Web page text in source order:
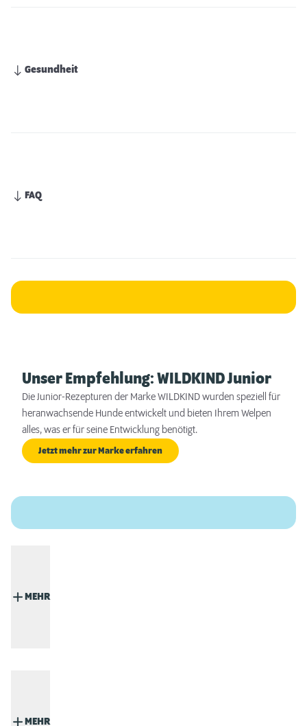
Gesundheit
FAQ
Unser Empfehlung: WILDKIND Junior
Die Junior-Rezepturen der Marke WILDKIND wurden speziell für
heranwachsende Hunde entwickelt und bieten Ihrem Welpen
alles, was er für seine Entwicklung benötigt.
Jetzt mehr zur Marke erfahren
MEHR
MEHR